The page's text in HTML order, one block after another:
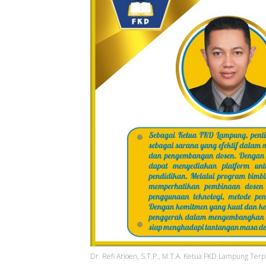
Dr. Refi Arioen, S.T.P., M.T.A. Ketua FKD Lampung